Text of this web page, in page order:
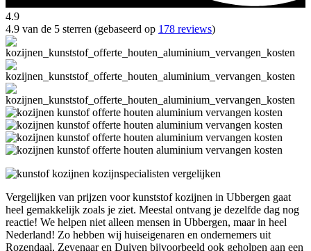
4.9
4.9 van de 5 sterren (gebaseerd op 178 reviews)
Vergelijken van prijzen voor kunststof kozijnen in Ubbergen gaat
heel gemakkelijk zoals je ziet. Meestal ontvang je dezelfde dag nog
reactie! We helpen niet alleen mensen in Ubbergen, maar in heel
Nederland! Zo hebben wij huiseigenaren en ondernemers uit
Rozendaal, Zevenaar en Duiven bijvoorbeeld ook geholpen aan een